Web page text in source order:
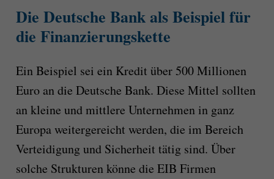
Die Deutsche Bank als Beispiel für
die Finanzierungskette
Ein Beispiel sei ein Kredit über 500 Millionen
Euro an die Deutsche Bank. Diese Mittel sollten
an kleine und mittlere Unternehmen in ganz
Europa weitergereicht werden, die im Bereich
Verteidigung und Sicherheit tätig sind. Über
solche Strukturen könne die EIB Firmen